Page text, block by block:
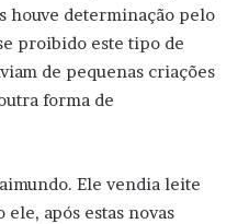
houve determinação pelo
proibido este tipo de
de pequenas criações
forma de
Ele vendia leite
após estas novas